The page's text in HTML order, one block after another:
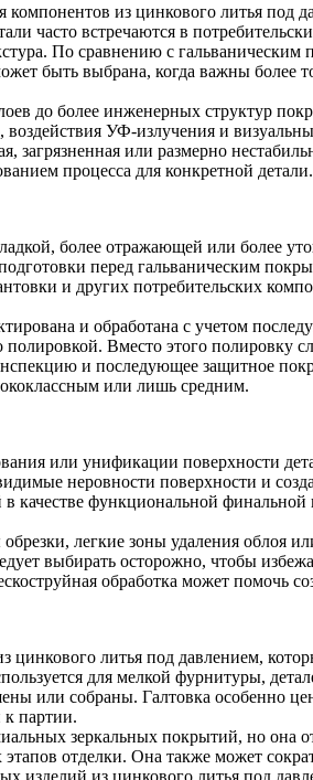
из цинкового литья под
часто встречаются в
По сравнению с
быть выбрана, когда важны более
до более инженерных структур
УФ-излучения и
загрязненная или размерно
процесса для конкретной детали.
более отражающей или более
перед гальваническим
и других потребительских
и обработана с учетом
Вместо этого полировку
и последующее защитное
или лишь средним.
или унификации поверхности
неровности поверхности и
качестве функциональной
легкие зоны удаления
выбирать осторожно, чтобы
обработка может помочь
цинкового литья под давлением,
для мелкой фурнитуры,
или собраны. Галтовка особенно
к партии.
зеркальных покрытий, но она
отделки. Она также может